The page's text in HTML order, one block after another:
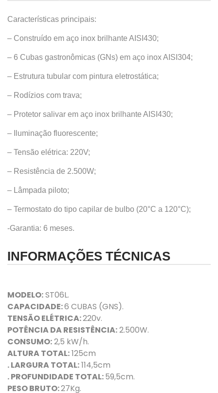
Características principais:
– Construído em aço inox brilhante AISI430;
– 6 Cubas gastronômicas (GNs) em aço inox AISI304;
– Estrutura tubular com pintura eletrostática;
– Rodízios com trava;
– Protetor salivar em aço inox brilhante AISI430;
– Iluminação fluorescente;
– Tensão elétrica: 220V;
– Resistência de 2.500W;
– Lâmpada piloto;
– Termostato do tipo capilar de bulbo (20°C a 120°C);
-Garantia: 6 meses.
INFORMAÇÕES TÉCNICAS
MODELO:ST06L.
CAPACIDADE:6 CUBAS (GNS).
TENSÃO ELÉTRICA:220v.
POTÊNCIA DA RESISTÊNCIA:2.500W.
CONSUMO:2,5 kW/h.
ALTURA TOTAL:125cm
. LARGURA TOTAL:114,5cm
. PROFUNDIDADE TOTAL:59,5cm.
PESO BRUTO:27Kg.